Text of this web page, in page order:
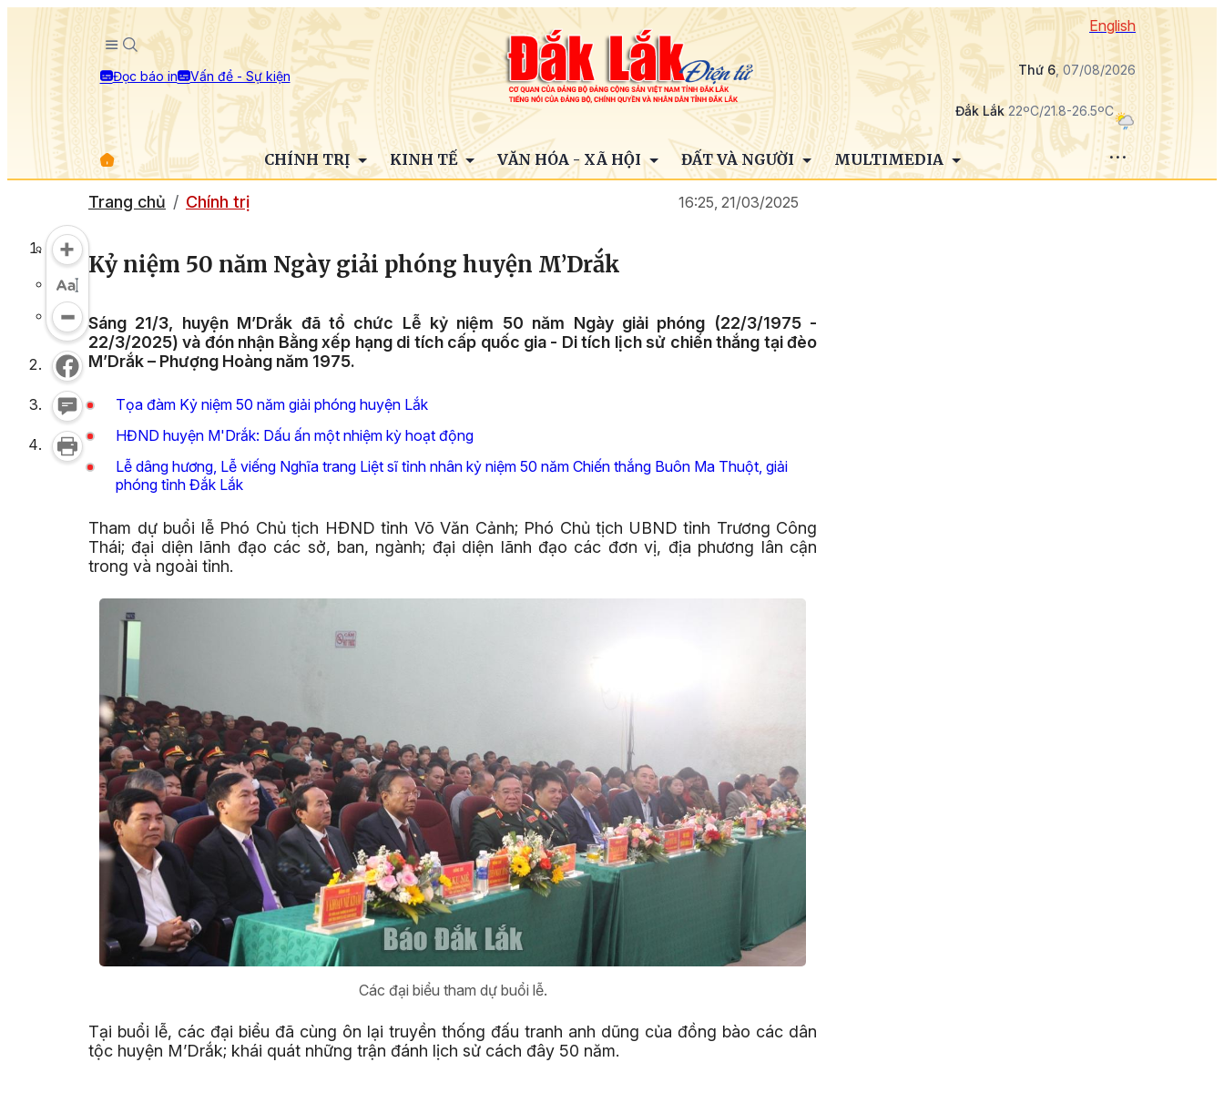
Đọc báo in Vấn đề - Sự kiện
English
Thứ 6, 07/08/2026
Đắk Lắk22ºC/21.8-26.5ºC
CHÍNH TRỊ KINH TẾ VĂN HÓA - XÃ HỘI ĐẤT VÀ NGƯỜI MULTIMEDIA
Trang chủ Chính trị 16:25, 21/03/2025
Kỷ niệm 50 năm Ngày giải phóng huyện M’Drắk
Sáng 21/3, huyện M’Drắk đã tổ chức Lễ kỷ niệm 50 năm Ngày giải phóng (22/3/1975 -
22/3/2025) và đón nhận Bằng xếp hạng di tích cấp quốc gia - Di tích lịch sử chiến thắng tại đèo
M’Drắk – Phượng Hoàng năm 1975.
Tọa đàm Kỷ niệm 50 năm giải phóng huyện Lắk
HĐND huyện M'Drắk: Dấu ấn một nhiệm kỳ hoạt động
Lễ dâng hương, Lễ viếng Nghĩa trang Liệt sĩ tỉnh nhân kỷ niệm 50 năm Chiến thắng Buôn Ma Thuột, giải
phóng tỉnh Đắk Lắk
Tham dự buổi lễ Phó Chủ tịch HĐND tỉnh Võ Văn Cảnh; Phó Chủ tịch UBND tỉnh Trương Công
Thái; đại diện lãnh đạo các sở, ban, ngành; đại diện lãnh đạo các đơn vị, địa phương lân cận
trong và ngoài tỉnh.
Các đại biểu tham dự buổi lễ.
Tại buổi lễ, các đại biểu đã cùng ôn lại truyền thống đấu tranh anh dũng của đồng bào các dân
tộc huyện M’Drắk; khái quát những trận đánh lịch sử cách đây 50 năm.